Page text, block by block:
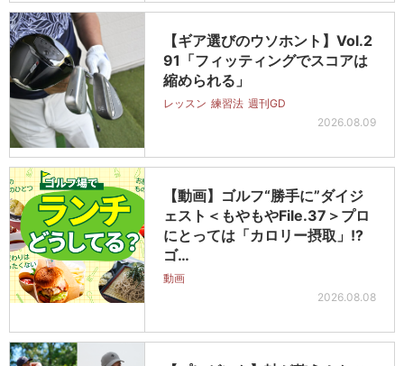
【ギア選びのウソホント】Vol.2
91「フィッティングでスコアは
縮められる」
レッスン 練習法 週刊GD
2026.08.09
【動画】ゴルフ“勝手に”ダイジ
ェスト＜もやもやFile.37＞プロ
にとっては「カロリー摂取」!?
ゴ…
動画
2026.08.08